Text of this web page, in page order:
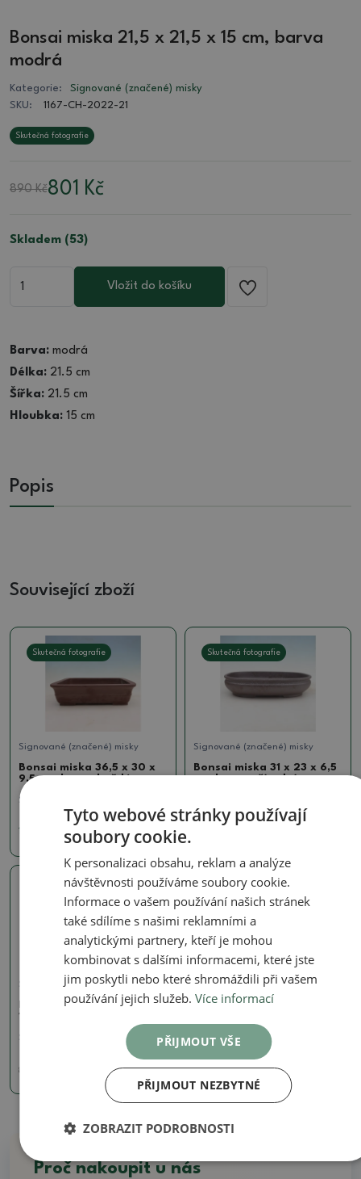
Bonsai miska 21,5 x 21,5 x 15 cm, barva
modrá
Kategorie:
Signované (značené) misky
SKU:
1167-CH-2022-21
Skutečná fotografie
890 Kč801 Kč
Skladem (53)
Vložit do košíku
Barva: modrá
Délka: 21.5 cm
Šířka: 21.5 cm
Hloubka: 15 cm
Popis
Související zboží
Skutečná fotografie
Signované (značené) misky
Bonsai miska 36,5 x 30 x
9,5 cm, barva hnědá
SKU:
1280 Kč
Skutečná fotografie
Signované (značené) misky
Bonsai miska 31 x 23 x 6,5
cm, barva přírodní
Signované (značené) misky
Bonsai miska 20,5 x 20,5 x
15 cm, barva hnědá
890
Proč nakoupit u nás
Tyto webové stránky používají
soubory cookie.
K personalizaci obsahu, reklam a analýze
návštěvnosti používáme soubory cookie.
Informace o vašem používání našich stránek
také sdílíme s našimi reklamními a
analytickými partnery, kteří je mohou
kombinovat s dalšími informacemi, které jste
jim poskytli nebo které shromáždili při vašem
používání jejich služeb.Více informací
PŘIJMOUT VŠE
PŘIJMOUT NEZBYTNÉ
ZOBRAZIT PODROBNOSTI